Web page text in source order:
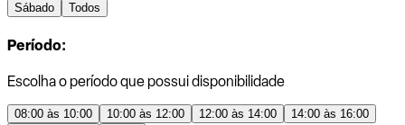
Sábado
Todos
Período:
Escolha o período que possui disponibilidade
08:00 às 10:00 10:00 às 12:00 12:00 às 14:00
14:00 às 16:00